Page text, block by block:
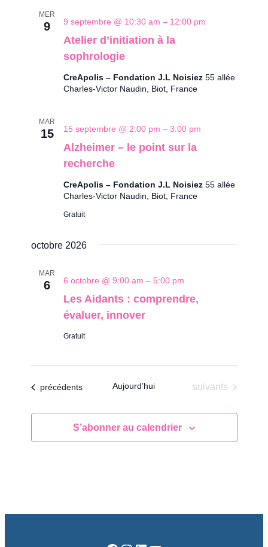
MER
9
Atelier d’initiation à la
sophrologie
9 septembre @ 10:30 am – 12:00 pm
CreApolis – Fondation J.L Noisiez 55 allée
Charles-Victor Naudin, Biot, France
MAR
15
Alzheimer – le point sur la
recherche
15 septembre @ 2:00 pm – 3:00 pm
CreApolis – Fondation J.L Noisiez 55 allée
Charles-Victor Naudin, Biot, France
Gratuit
octobre 2026
MAR
6
Les Aidants : comprendre,
évaluer, innover
6 octobre @ 9:00 am – 5:00 pm
Gratuit
Évènements
précédents Aujourd’hui Évènements
suivants
S’abonner au calendrier